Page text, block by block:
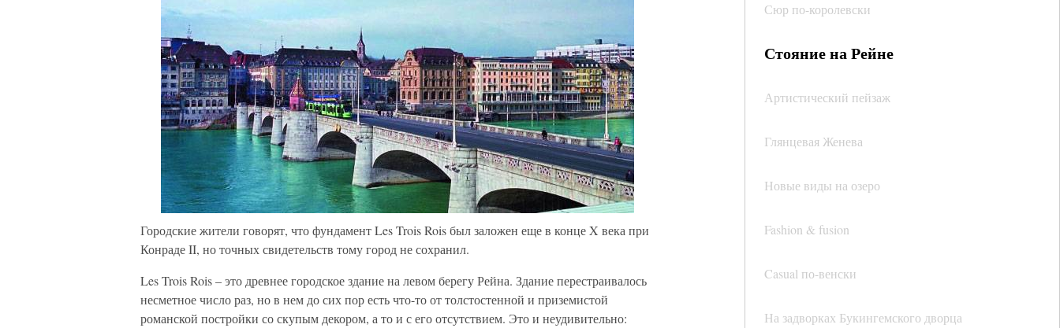
Сюр по-королевски
Стояние на Рейне
Артистический пейзаж
Глянцевая Женева
Новые виды на озеро
Fashion & fusion
Casual по-венски
На задворках Букингемского дворца
Городские жители говорят, что фундамент Les Trois Rois был заложен еще в конце X века при
Конраде II, но точных свидетельств тому город не сохранил.
Les Trois Rois – это древнее городское здание на левом берегу Рейна. Здание перестраивалось
несметное число раз, но в нем до сих пор есть что-то от толстостенной и приземистой
романской постройки со скупым декором, а то и с его отсутствием. Это и неудивительно: